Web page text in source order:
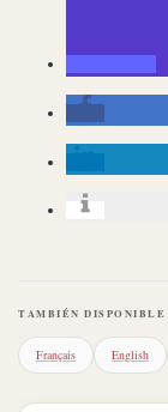
TAMBIÉN DISPONIBLE
Français English